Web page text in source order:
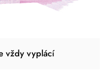
vždy vyplácí